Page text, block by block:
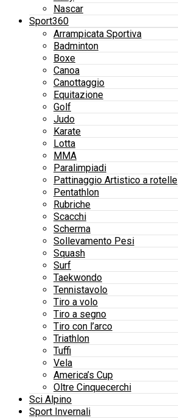
Nascar
Sport360
Arrampicata Sportiva
Badminton
Boxe
Canoa
Canottaggio
Equitazione
Golf
Judo
Karate
Lotta
MMA
Paralimpiadi
Pattinaggio Artistico a rotelle
Pentathlon
Rubriche
Scacchi
Scherma
Sollevamento Pesi
Squash
Surf
Taekwondo
Tennistavolo
Tiro a volo
Tiro a segno
Tiro con l’arco
Triathlon
Tuffi
Vela
America’s Cup
Oltre Cinquecerchi
Sci Alpino
Sport Invernali